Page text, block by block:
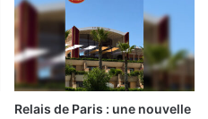
Relais de Paris : une nouvelle